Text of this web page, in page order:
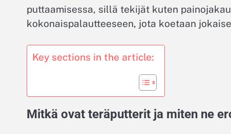
puttaamisessa, sillä tekijät kuten
kokonaispalautteeseen, jota koetaan
Key sections in the article:
Mitkä ovat teräputterit ja miten ne